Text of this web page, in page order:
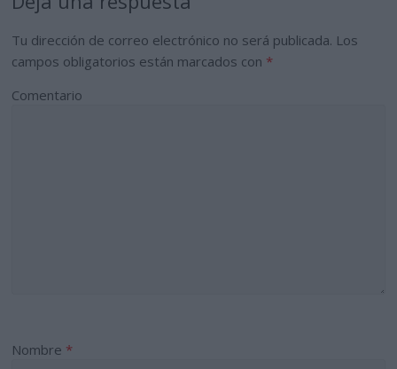
Tu dirección de correo electrónico no será publicada. Los
campos obligatorios están marcados con *
Comentario
Nombre *